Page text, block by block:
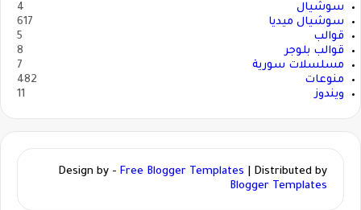
سوشيال
4
سوشيال ميديا
617
قوالب
5
قوالب بلوجر
8
مسلسلات سورية
7
منوعات
482
ويندوز
11
Design by - Free Blogger Templates | Distributed by
Blogger Templates